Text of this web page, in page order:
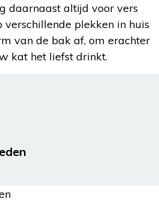
daarnaast altijd voor vers
plekken in huis
van de bak af, om erachter
kat het liefst drinkt.